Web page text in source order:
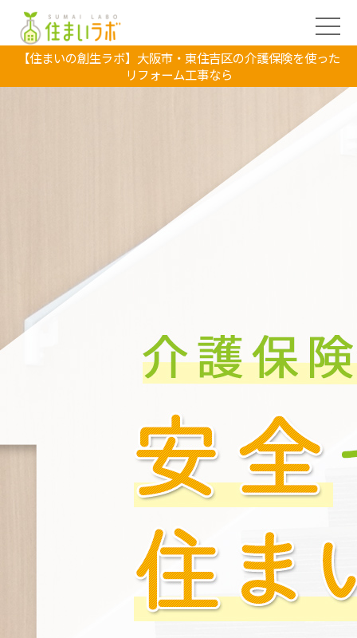
【住まいの創生ラボ】大阪市・東住吉区の介護保険を使った
リフォーム工事なら